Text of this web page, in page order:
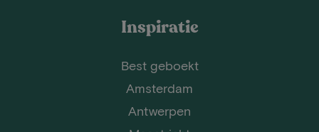
Inspiratie
Best geboekt
Amsterdam
Antwerpen